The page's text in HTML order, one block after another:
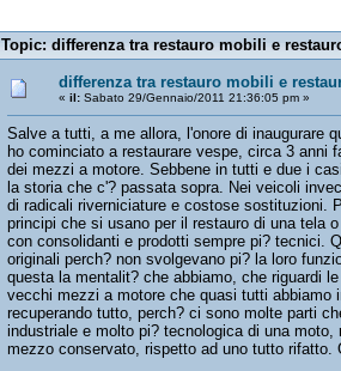
Topic: differenza tra restauro mobili e
differenza tra restauro mobili e
« il: Sabato 29/Gennaio/2011 21:36:05 pm »
Salve a tutti, a me allora, l'onore di inaugurare
ho cominciato a restaurare vespe, circa 3 anni
dei mezzi a motore. Sebbene in tutti e due i
la storia che c'? passata sopra. Nei veicoli
di radicali riverniciature e costose sostituzioni.
principi che si usano per il restauro di una tela
con consolidanti e prodotti sempre pi? tecnici.
originali perch? non svolgevano pi? la loro
questa la mentalit? che abbiamo, che riguardi
vecchi mezzi a motore che quasi tutti
recuperando tutto, perch? ci sono molte parti
industriale e molto pi? tecnologica di una
mezzo conservato, rispetto ad uno tutto rifatto.